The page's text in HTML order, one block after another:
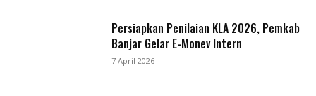
Persiapkan Penilaian KLA 2026, Pemkab
Banjar Gelar E-Monev Intern
7 April 2026